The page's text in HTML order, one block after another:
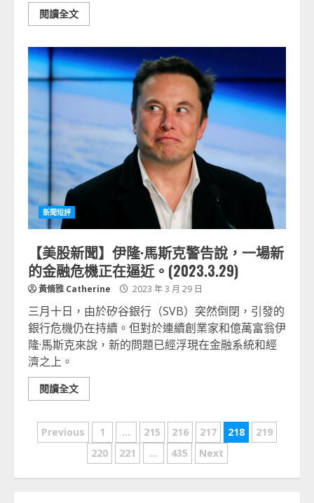
閱讀全文
新聞短評
【美股新聞】伊隆·馬斯克警告說，一場新
的金融危機正在逼近。(2023.3.29)
黃脩雅 Catherine 2023 年 3 月 29 日
三月十日，由於矽谷銀行（SVB）突然倒閉，引發的
銀行危機仍在持續。但對於連續創業家和億萬富翁伊
隆·馬斯克來說，新的問題已經浮現在金融系統和經
濟之上。
閱讀全文
文
分
Previous 1 ... 215 216 217 218
219
220
221 ... 435 Next